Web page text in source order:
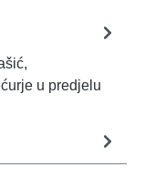
u predjelu